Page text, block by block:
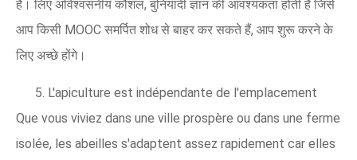
है। लिए अविश्वसनीय कौशल, बुनियादी ज्ञान की आवश्यकता होती है जिसे
आप किसी MOOC समर्पित शोध से बाहर कर सकते हैं, आप शुरू करने के
लिए अच्छे होंगे।
5. L'apiculture est indépendante de l'emplacement
Que vous viviez dans une ville prospère ou dans une ferme
isolée, les abeilles s'adaptent assez rapidement car elles